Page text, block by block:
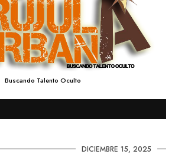
Buscando Talento Oculto
DICIEMBRE 15, 2025